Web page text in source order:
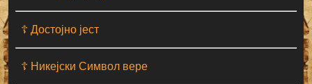
☦ Достојно јест
☦ Никејски Символ вере